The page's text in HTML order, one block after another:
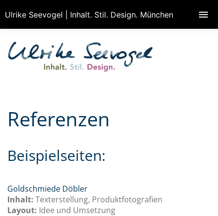
Referenzen
Beispielseiten:
Goldschmiede Döbler
Inhalt: Texterstellung, Produktfotografien
Layout: Idee und Umsetzung
Ulrike Seevogel | Inhalt. Stil. Design. München